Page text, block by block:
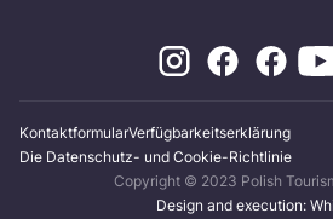
KontaktformularVerfügbarkeitserklärung
Die Datenschutz- und Cookie-Richtlinie
Copyright © 2023 Polish
Design and execution: